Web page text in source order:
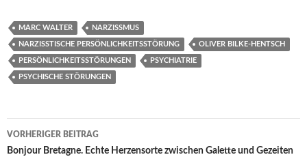
MARC WALTER NARZISSMUS
NARZISSTISCHE PERSÖNLICHKEITSSTÖRUNG OLIVER BILKE-HENTSCH
PERSÖNLICHKEITSSTÖRUNGEN PSYCHIATRIE
PSYCHISCHE STÖRUNGEN
Beitragsnavigation
VORHERIGER BEITRAG
Bonjour Bretagne. Echte Herzensorte zwischen Galette und Gezeiten